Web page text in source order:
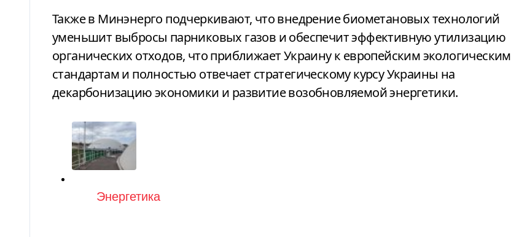
Также в Минэнерго подчеркивают, что внедрение биометановых технологий
уменьшит выбросы парниковых газов и обеспечит эффективную утилизацию
органических отходов, что приближает Украину к европейским экологическим
стандартам и полностью отвечает стратегическому курсу Украины на
декарбонизацию экономики и развитие возобновляемой энергетики.
Категория
Энергетика